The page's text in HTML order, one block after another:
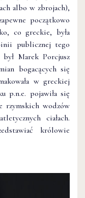
albo w zbrojach),
początkowo
co greckie, była
publicznej tego
Marek Porcjusz
bogacących się
w greckiej
p.n.e. pojawiła się
rzymskich wodzów
ciałach.
królowie